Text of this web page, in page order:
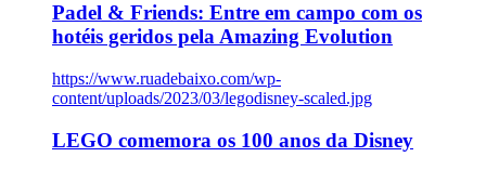
Padel & Friends: Entre em campo com os
hotéis geridos pela Amazing Evolution
https://www.ruadebaixo.com/wp-
content/uploads/2023/03/legodisney-scaled.jpg
LEGO comemora os 100 anos da Disney